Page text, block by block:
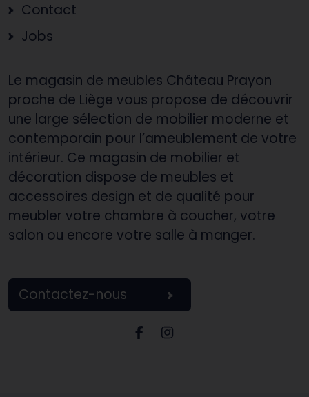
Contact
Jobs
Le magasin de meubles Château Prayon
proche de Liège vous propose de découvrir
une large sélection de mobilier moderne et
contemporain pour l’ameublement de votre
intérieur. Ce magasin de mobilier et
décoration dispose de meubles et
accessoires design et de qualité pour
meubler votre chambre à coucher, votre
salon ou encore votre salle à manger.
Contactez-nous
Page Facebook Château
Page Instagram